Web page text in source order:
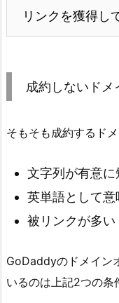
リンクを獲得し
成約しないドメ
そもそも成約するド
文字列が有意に
英単語として意
被リンクが多い
GoDaddyのドメイン
いるのは上記2つの条